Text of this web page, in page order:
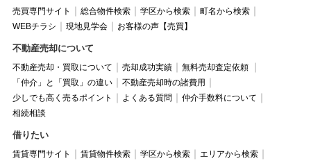
売買専門サイト 総合物件検索 学区から検索
町名から検索
WEBチラシ
現地見学会 お客様の声【売買】
不動産売却について
不動産売却・買取について 売却成功実績
無料売却査定依頼
「仲介」と「買取」の違い
不動産売却時の諸費用
少しでも高く売るポイント
よくある質問
仲介手数料について
相続相談
借りたい
賃貸専門サイト 賃貸物件検索 学区から検索
エリアから検索